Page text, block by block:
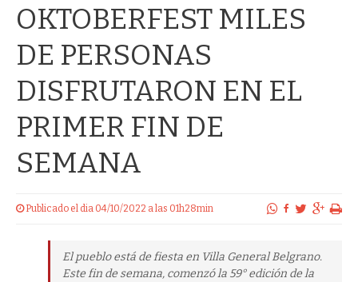
OKTOBERFEST MILES
DE PERSONAS
DISFRUTARON EN EL
PRIMER FIN DE
SEMANA
Publicado el dia 04/10/2022 a las 01h28min
El pueblo está de fiesta en Villa General Belgrano.
Este fin de semana, comenzó la 59° edición de la